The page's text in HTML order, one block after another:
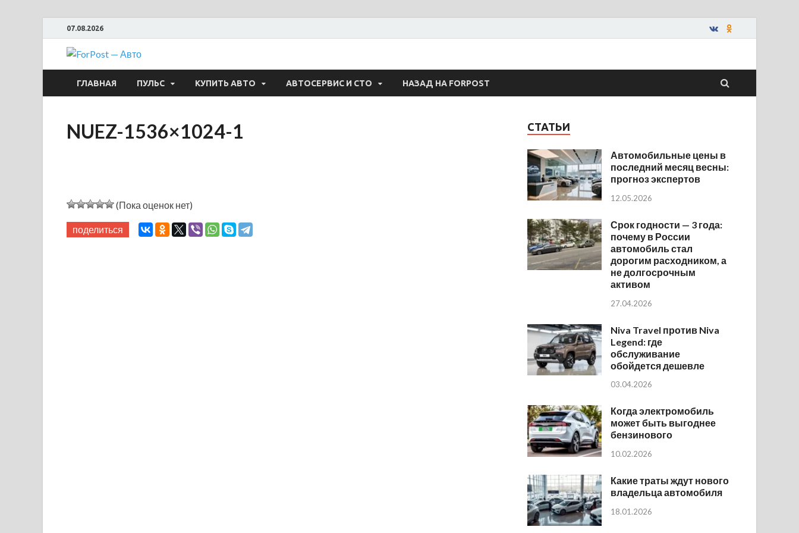
07.08.2026
ForPost — Авто
ГЛАВНАЯ ПУЛЬС КУПИТЬ АВТО АВТОСЕРВИС И СТО НАЗАД НА FORPOST
NUEZ-1536×1024-1
(Пока оценок нет)
поделиться
СТАТЬИ
Автомобильные цены в
последний месяц весны:
прогноз экспертов
12.05.2026
Срок годности — 3 года:
почему в России
автомобиль стал
дорогим расходником, а
не долгосрочным
активом
27.04.2026
Niva Travel против Niva
Legend: где
обслуживание
обойдется дешевле
03.04.2026
Когда электромобиль
может быть выгоднее
бензинового
10.02.2026
Какие траты ждут нового
владельца автомобиля
18.01.2026